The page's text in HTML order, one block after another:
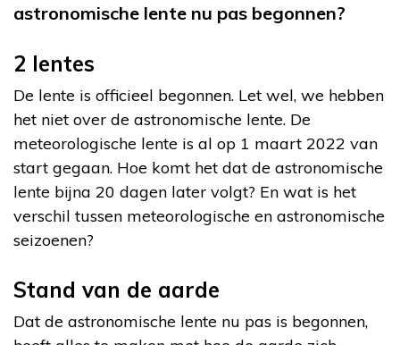
astronomische lente nu pas begonnen?
2 lentes
De lente is officieel begonnen. Let wel, we hebben
het niet over de astronomische lente. De
meteorologische lente is al op 1 maart 2022 van
start gegaan. Hoe komt het dat de astronomische
lente bijna 20 dagen later volgt? En wat is het
verschil tussen meteorologische en astronomische
seizoenen?
Stand van de aarde
Dat de astronomische lente nu pas is begonnen,